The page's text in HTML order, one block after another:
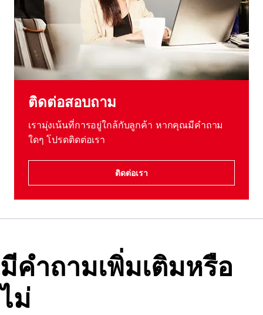
ติดต่อสอบถาม
เรามุ่งเน้นที่การอยู่ใกล้กับลูกค้า หากคุณมีคําถาม
ใดๆ โปรดติดต่อเรา
ติดต่อเรา
มีคําถามเพิ่มเติมหรือ
ไม่